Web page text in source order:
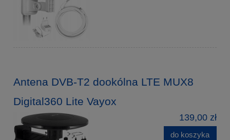
Antena DVB-T2 dookólna LTE MUX8
Digital360 Lite Vayox
139,00 zł
do koszyka